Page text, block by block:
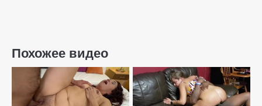
Похожее видео